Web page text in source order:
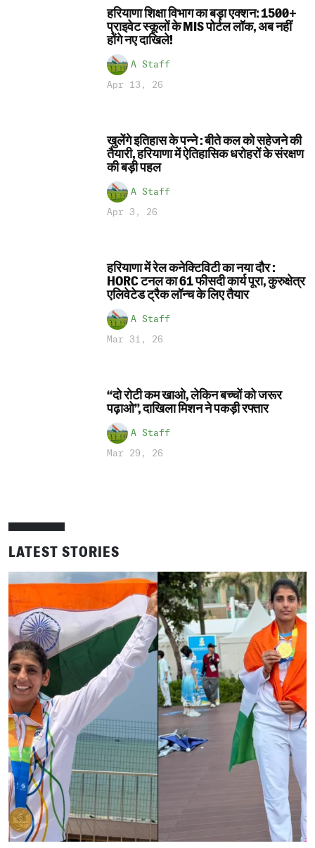
हरियाणा शिक्षा विभाग का बड़ा एक्शन: 1500+
प्राइवेट स्कूलों के MIS पोर्टल लॉक, अब नहीं
होंगे नए दाखिले!
A Staff
Apr 13, 26
खुलेंगे इतिहास के पन्ने : बीते कल को सहेजने की
तैयारी, हरियाणा में ऐतिहासिक धरोहरों के संरक्षण
की बड़ी पहल
A Staff
Apr 3, 26
हरियाणा में रेल कनेक्टिविटी का नया दौर :
HORC टनल का 61 फीसदी कार्य पूरा, कुरुक्षेत्र
एलिवेटेड ट्रैक लॉन्च के लिए तैयार
A Staff
Mar 31, 26
“दो रोटी कम खाओ, लेकिन बच्चों को जरूर
पढ़ाओ”, दाखिला मिशन ने पकड़ी रफ्तार
A Staff
Mar 29, 26
LATEST STORIES